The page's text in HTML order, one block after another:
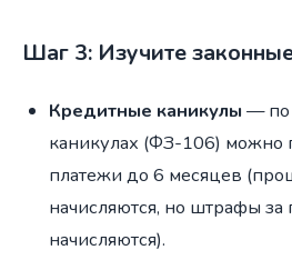
Шаг 3: Изучите
Кредитные каникулы — по
каникулах (ФЗ-106) можно
платежи до 6 месяцев
начисляются, но штрафы за
начисляются).